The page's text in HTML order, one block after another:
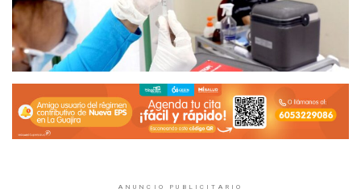
ANUNCIO PUBLICITARIO